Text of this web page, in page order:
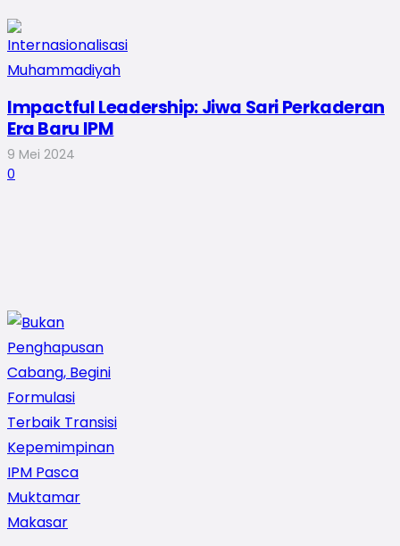
Impactful Leadership: Jiwa Sari Perkaderan
Era Baru IPM
9 Mei 2024
0